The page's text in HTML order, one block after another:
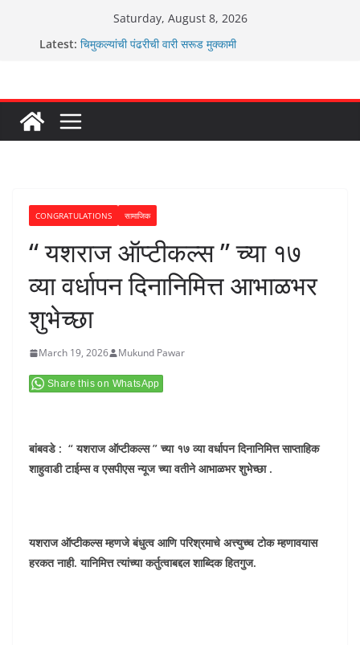
Saturday, August 8, 2026
Latest: चिमुकल्यांची पंढरीची वारी सरूड मुक्कामी
CONGRATULATIONS सामाजिक
“ यशराज ऑप्टीकल्स ” च्या १७
व्या वर्धापन दिनानिमित्त आभाळभर
शुभेच्छा
March 19, 2026 Mukund Pawar
Share this on WhatsApp
बांबवडे : “ यशराज ऑप्टीकल्स ” च्या १७ व्या वर्धापन दिनानिमित्त साप्ताहिक
शाहुवाडी टाईम्स व एसपीएस न्यूज च्या वतीने आभाळभर शुभेच्छा .
यशराज ऑप्टीकल्स म्हणजे बंधुत्व आणि परिश्रमाचे अत्त्युच्च टोक म्हणावयास
हरकत नाही. यानिमित्त त्यांच्या कर्तुत्वाबद्दल शाब्दिक हितगुज.